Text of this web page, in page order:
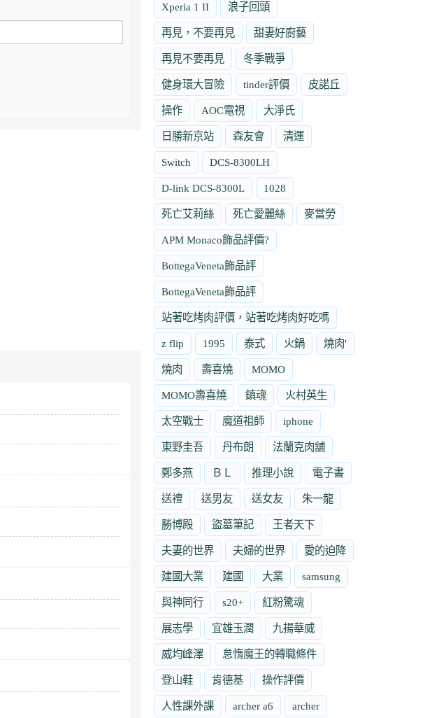
Xperia 1 II 浪子回頭
再見，不要再見 甜妻好廚藝
再見不要再見 冬季戰爭
健身環大冒險 tinder評價 皮諾丘
操作 AOC電視 大淨氏
日勝新京站 森友會 清運
Switch DCS-8300LH
D-link DCS-8300L 1028
死亡艾莉絲 死亡愛麗絲 麥當勞
APM Monaco飾品評價?
BottegaVeneta飾品評
BottegaVeneta飾品評
站著吃烤肉評價，站著吃烤肉好吃嗎
z flip 1995 泰式 火鍋 燒肉'
燒肉 壽喜燒 MOMO
MOMO壽喜燒 鎮魂 火村英生
太空戰士 魔道祖師 iphone
東野圭吾 丹布朗 法蘭克肉舖
鄭多燕 ＢＬ 推理小說 電子書
送禮 送男友 送女友 朱一龍
勝博殿 盜墓筆記 王者天下
夫妻的世界 夫婦的世界 愛的迫降
建國大業 建國 大業 samsung
與神同行 s20+ 紅粉驚魂
展志學 宜雄玉潤 九揚華威
威均峰澤 怠惰魔王的轉職條件
登山鞋 肯德基 操作評價
人性課外課 archer a6 archer